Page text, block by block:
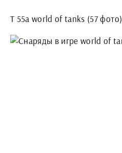
T 55a world of tanks (57 фото)